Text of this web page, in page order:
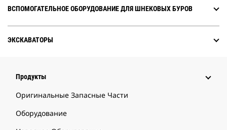
ВСПОМОГАТЕЛЬНОЕ ОБОРУДОВАНИЕ ДЛЯ ШНЕКОВЫХ БУРОВ
ЭКСКАВАТОРЫ
Продукты
Оригинальные Запасные Части
Оборудование